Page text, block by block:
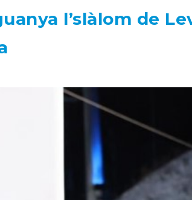
l’slàlom de